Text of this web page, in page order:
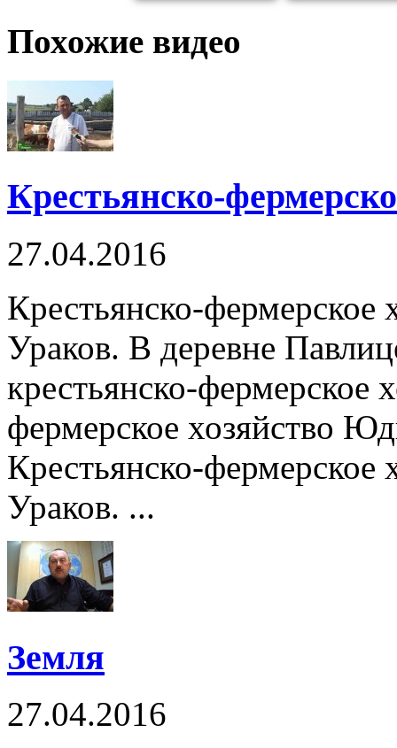
Похожие видео
Крестьянско-
27.04.2016
Крестьянско-
Ураков. В деревне
крестьянско-фермерское
фермерское хозяйство
Крестьянско-
Ураков. ...
Земля
27.04.2016